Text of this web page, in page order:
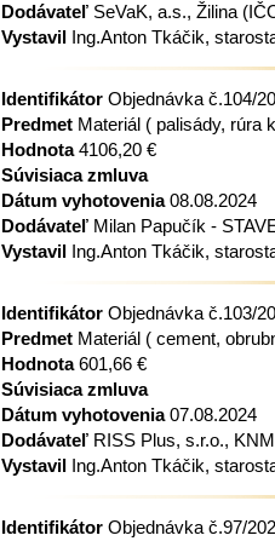
Dodávateľ SeVaK, a.s., Žilina
Vystavil Ing.Anton Tkáčik,
Identifikátor Objednávka č.104/
Predmet Materiál ( palisády, rúra
Hodnota4106,20 €
Súvisiaca zmluva
Dátum vyhotovenia08.08.2024
Dodávateľ Milan Papučík -
Vystavil Ing.Anton Tkáčik,
Identifikátor Objednávka č.103/
Predmet Materiál ( cement,
Hodnota601,66 €
Súvisiaca zmluva
Dátum vyhotovenia07.08.2024
Dodávateľ RISS Plus, s.r.o., KNM
Vystavil Ing.Anton Tkáčik,
Identifikátor Objednávka č.97/